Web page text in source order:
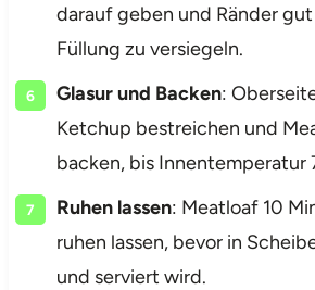
darauf geben und Ränder
Füllung zu versiegeln.
Glasur und Backen:
Ketchup bestreichen und
backen, bis Innentemperatur
Ruhen lassen: Meatloaf 10
ruhen lassen, bevor in
und serviert wird.